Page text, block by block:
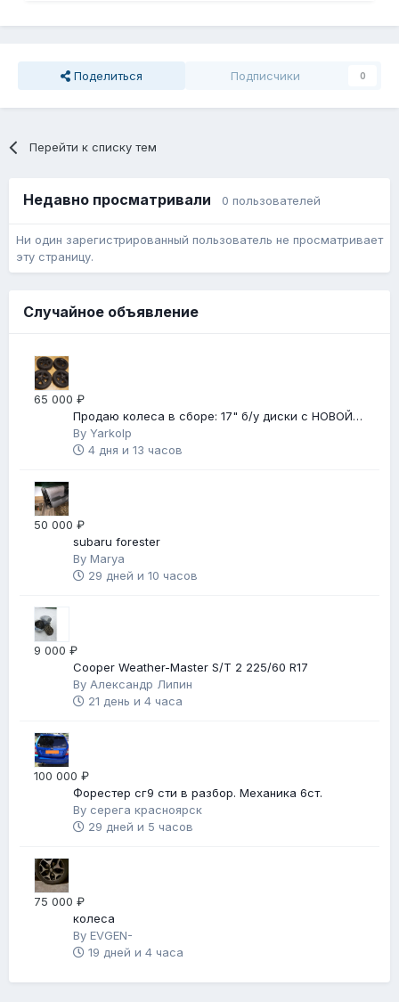
Поделиться Подписчики 0
Перейти к списку тем
Недавно просматривали 0 пользователей
Ни один зарегистрированный пользователь не просматривает
эту страницу.
Случайное объявление
65 000 ₽
Продаю колеса в сборе: 17" б/у диски с НОВОЙ
зимней резиной
By Yarkolp
4 дня и 13 часов
50 000 ₽
subaru forester
By Marya
29 дней и 10 часов
9 000 ₽
Cooper Weather-Master S/T 2 225/60 R17
By Александр Липин
21 день и 4 часа
100 000 ₽
Форестер сг9 сти в разбор. Механика 6ст.
By серега красноярск
29 дней и 5 часов
75 000 ₽
колеса
By EVGEN-
19 дней и 4 часа